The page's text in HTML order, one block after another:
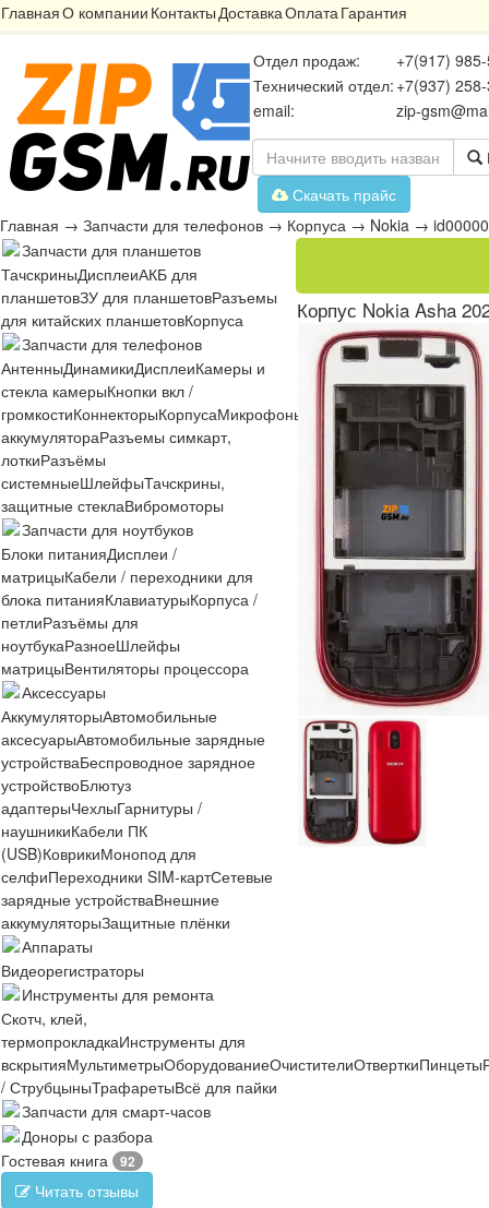
ГлавнаяО компании КонтактыДоставкаОплатаГарантия
Отдел продаж:
+7(917)
Технический отдел: +7(937)
email:
zip-
Скачать прайс
Главная → Запчасти для телефонов → Корпуса → Nokia →
Запчасти для планшетов
ТачскриныДисплеиАКБ для
планшетовЗУ для планшетовРазъемы
для китайских планшетовКорпуса
Запчасти для телефонов
АнтенныДинамикиДисплеиКамеры и
стекла камерыКнопки вкл /
громкостиКоннекторыКорпусаМикрофоны Микросхемы Платы
аккумулятораРазъемы симкарт,
лоткиРазъёмы
системныеШлейфыТачскрины,
защитные стеклаВибромоторы
Запчасти для ноутбуков
Блоки питанияДисплеи /
матрицыКабели / переходники для
блока питанияКлавиатурыКорпуса /
петлиРазъёмы для
ноутбукаРазноеШлейфы
матрицыВентиляторы процессора
Аксессуары
АккумуляторыАвтомобильные
аксесуарыАвтомобильные зарядные
устройстваБеспроводное зарядное
устройствоБлютуз
адаптерыЧехлыГарнитуры /
наушникиКабели ПК
(USB)КоврикиМонопод для
селфиПереходники SIM-картСетевые
зарядные устройстваВнешние
аккумуляторыЗащитные плёнки
Аппараты
Видеорегистраторы
Инструменты для ремонта
Скотч, клей,
термопрокладкаИнструменты для
вскрытияМультиметрыОборудованиеОчистителиОтверткиПинцеты
/ СтрубцыныТрафаретыВсё для пайки
Запчасти для смарт-часов
Доноры с разбора
Гостевая книга
92
Читать отзывы
Корпус Nokia Asha